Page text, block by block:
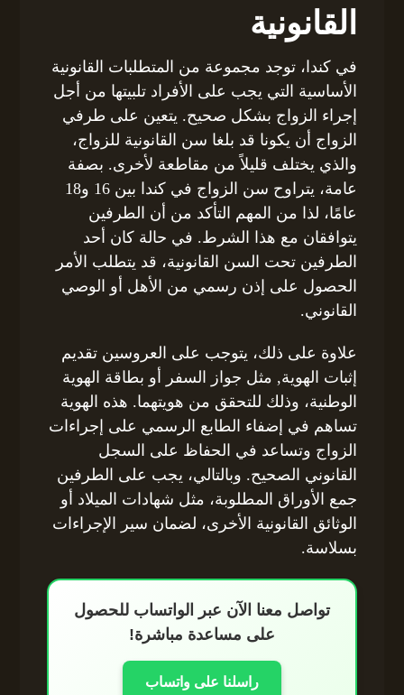
القانونية
في كندا، توجد مجموعة من المتطلبات القانونية
الأساسية التي يجب على الأفراد تلبيتها من أجل
إجراء الزواج بشكل صحيح. يتعين على طرفي
الزواج أن يكونا قد بلغا سن القانونية للزواج،
والذي يختلف قليلاً من مقاطعة لأخرى. بصفة
عامة، يتراوح سن الزواج في كندا بين 16 و18
عامًا، لذا من المهم التأكد من أن الطرفين
يتوافقان مع هذا الشرط. في حالة كان أحد
الطرفين تحت السن القانونية، قد يتطلب الأمر
الحصول على إذن رسمي من الأهل أو الوصي
القانوني.
علاوة على ذلك، يتوجب على العروسين تقديم
إثبات الهوية, مثل جواز السفر أو بطاقة الهوية
الوطنية، وذلك للتحقق من هويتهما. هذه الهوية
تساهم في إضفاء الطابع الرسمي على إجراءات
الزواج وتساعد في الحفاظ على السجل
القانوني الصحيح. وبالتالي، يجب على الطرفين
جمع الأوراق المطلوبة، مثل شهادات الميلاد أو
الوثائق القانونية الأخرى، لضمان سير الإجراءات
بسلاسة.
تواصل معنا الآن عبر الواتساب للحصول
على مساعدة مباشرة!
راسلنا على واتساب